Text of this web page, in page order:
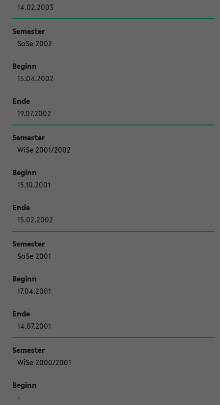
14.02.2003
SoSe 2002
15.04.2002
19.07.2002
WiSe 2001/2002
15.10.2001
15.02.2002
SoSe 2001
17.04.2001
14.07.2001
WiSe 2000/2001
-